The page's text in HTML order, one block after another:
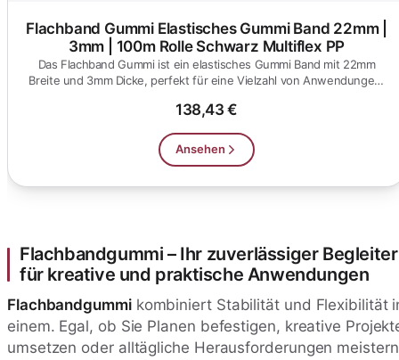
Flachband Gummi Elastisches Gummi Band 22mm |
3mm | 100m Rolle Schwarz Multiflex PP
Das Flachband Gummi ist ein elastisches Gummi Band mit 22mm
Breite und 3mm Dicke, perfekt für eine Vielzahl von Anwendungen.
138,43 €
Ansehen
Flachbandgummi – Ihr zuverlässiger Begleiter
für kreative und praktische Anwendungen
Flachbandgummikombiniert Stabilität und Flexibilität
einem. Egal, ob Sie Planen befestigen, kreative
umsetzen oder alltägliche Herausforderungen meistern